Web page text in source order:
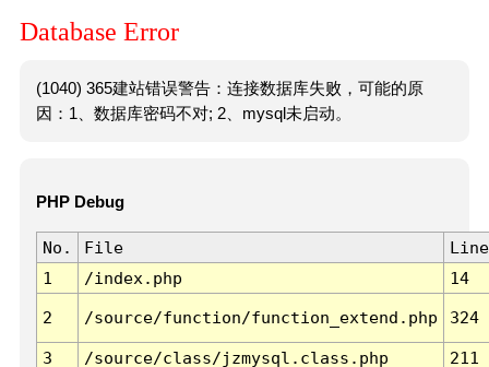
Database Error
(1040) 365建站错误警告：连接数据库失败，可能的原
因：1、数据库密码不对; 2、mysql未启动。
PHP Debug
No. File
Line
1
/index.php 14
2 /source/function/function_extend.php 324
3 /source/class/jzmysql.class.php
211